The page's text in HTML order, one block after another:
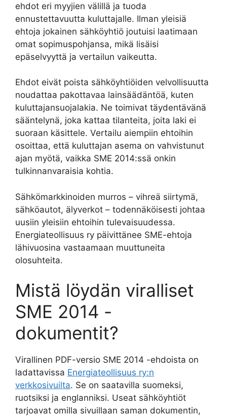
ehdot eri myyjien välillä ja tuoda
ennustettavuutta kuluttajalle. Ilman yleisiä
ehtoja jokainen sähköyhtiö joutuisi laatimaan
omat sopimuspohjansa, mikä lisäisi
epäselvyyttä ja vertailun vaikeutta.
Ehdot eivät poista sähköyhtiöiden velvollisuutta
noudattaa pakottavaa lainsäädäntöä, kuten
kuluttajansuojalakia. Ne toimivat täydentävänä
sääntelynä, joka kattaa tilanteita, joita laki ei
suoraan käsittele. Vertailu aiempiin ehtoihin
osoittaa, että kuluttajan asema on vahvistunut
ajan myötä, vaikka SME 2014:ssä onkin
tulkinnanvaraisia kohtia.
Sähkömarkkinoiden murros – vihreä siirtymä,
sähköautot, älyverkot – todennäköisesti johtaa
uusiin yleisiin ehtoihin tulevaisuudessa.
Energiateollisuus ry päivittänee SME-ehtoja
lähivuosina vastaamaan muuttuneita
olosuhteita.
Mistä löydän viralliset
SME 2014 -
dokumentit?
Virallinen PDF-versio SME 2014 -ehdoista on
ladattavissa Energiateollisuus ry:n
verkkosivuilta. Se on saatavilla suomeksi,
ruotsiksi ja englanniksi. Useat sähköyhtiöt
tarjoavat omilla sivuillaan saman dokumentin,